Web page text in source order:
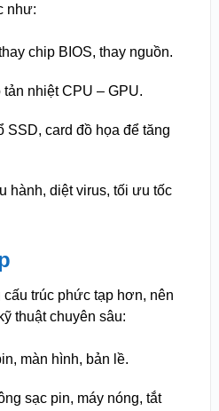
như:
chip BIOS, thay nguồn.
nhiệt CPU – GPU.
SSD, card đồ họa để tăng
hành, diệt virus, tối ưu tốc
trúc phức tạp hơn, nên
thuật chuyên sâu:
màn hình, bản lề.
sạc pin, máy nóng, tắt